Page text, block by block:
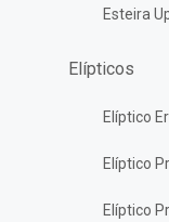
Esteira
Elípticos
Elíptico
Elíptico
Elíptico